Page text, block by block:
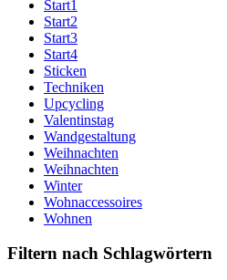
Start1
Start2
Start3
Start4
Sticken
Techniken
Upcycling
Valentinstag
Wandgestaltung
Weihnachten
Weihnachten
Winter
Wohnaccessoires
Wohnen
Filtern nach Schlagwörtern